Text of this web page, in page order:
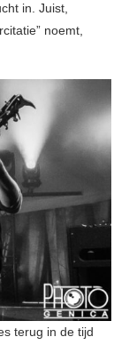
in. Juist,
noemt,
terug in de tijd